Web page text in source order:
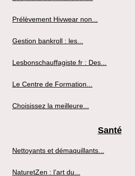
Prélèvement Hivwear non...
Gestion bankroll : les...
Lesbonschauffagiste.fr : Des...
Le Centre de Formation...
Choisissez la meilleure...
Santé
Nettoyants et démaquillants...
NaturetZen : l’art du...